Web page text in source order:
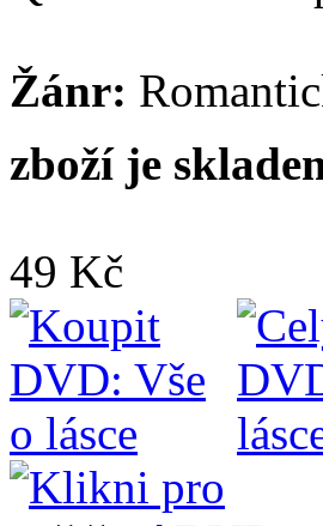
Žánr:
zboží je
49 Kč